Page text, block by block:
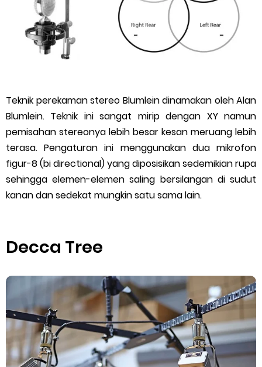
Teknik perekaman stereo Blumlein dinamakan oleh Alan
Blumlein. Teknik ini sangat mirip dengan XY namun
pemisahan stereonya lebih besar kesan meruang lebih
terasa. Pengaturan ini menggunakan dua mikrofon
figur-8 (bi directional) yang diposisikan sedemikian rupa
sehingga elemen-elemen saling bersilangan di sudut
kanan dan sedekat mungkin satu sama lain.
Decca Tree